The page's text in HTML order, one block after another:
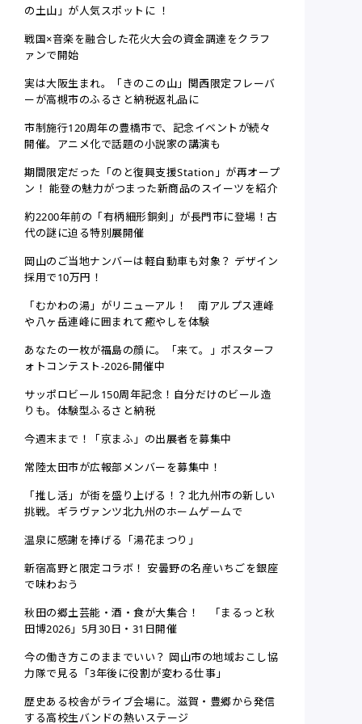
の土山」が人気スポットに ！
戦国×音楽を融合した花火大会の資金調達をクラフ
ァンで開始
実は大阪生まれ。「きのこの山」関西限定フレーバ
ーが高槻市のふるさと納税返礼品に
市制施行120周年の豊橋市で、記念イベントが続々
開催。アニメ化で話題の小説家の講演も
期間限定だった「のと復興支援Station」が再オープ
ン！ 能登の魅力がつまった新商品のスイーツを紹介
約2200年前の「有柄細形銅剣」が長門市に登場！古
代の謎に迫る特別展開催
岡山のご当地ナンバーは軽自動車も対象？ デザイン
採用で10万円！
「むかわの湯」がリニューアル！ 南アルプス連峰
や八ヶ岳連峰に囲まれて癒やしを体験
あなたの一枚が福島の顔に。「来て。」ポスターフ
ォトコンテスト-2026-開催中
サッポロビール150周年記念！自分だけのビール造
りも。体験型ふるさと納税
今週末まで！「京まふ」の出展者を募集中
常陸太田市が広報部メンバーを募集中！
「推し活」が街を盛り上げる！？北九州市の新しい
挑戦。ギラヴァンツ北九州のホームゲームで
温泉に感謝を捧げる「湯花まつり」
新宿高野と限定コラボ！ 安曇野の名産いちごを銀座
で味わおう
秋田の郷土芸能・酒・食が大集合！ 「まるっと秋
田博2026」5月30日・31日開催
今の働き方このままでいい？ 岡山市の地域おこし協
力隊で見る「3年後に役割が変わる仕事」
歴史ある校舎がライブ会場に。滋賀・豊郷から発信
する高校生バンドの熱いステージ